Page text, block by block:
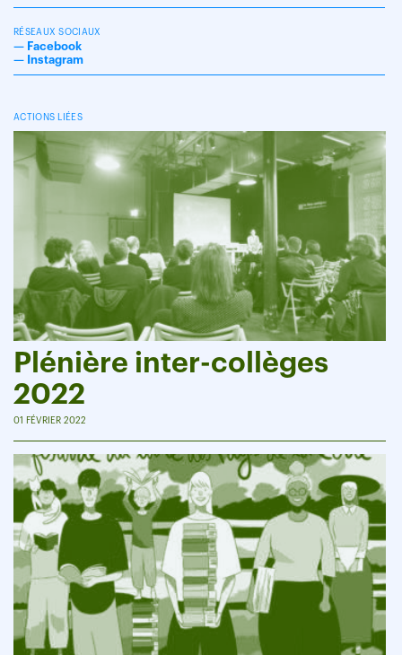
RÉSEAUX SOCIAUX
— Facebook
— Instagram
ACTIONS LIÉES
Plénière inter-collèges
2022
01 FÉVRIER 2022